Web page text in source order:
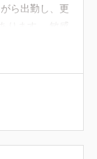
ら出勤し、更
ります。 敏感